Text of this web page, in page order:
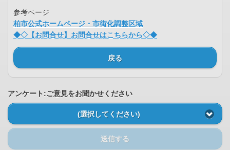
参考ページ
柏市公式ホームページ・市街化調整区域
◆◇【お問合せ】お問合せはこちらから◇◆
戻る
アンケート:ご意見をお聞かせください
(選択してください)
送信する